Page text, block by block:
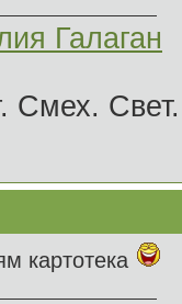
Галаган
Смех. Свет.
картотека